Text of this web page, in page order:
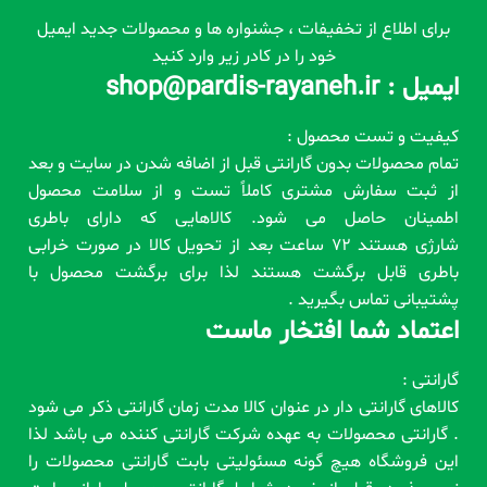
برای اطلاع از تخفیفات ، جشنواره ها و محصولات جدید ایمیل
خود را در کادر زیر وارد کنید
ایمیل : shop@pardis-rayaneh.ir
کیفیت و تست محصول :
تمام محصولات بدون گارانتی قبل از اضافه شدن در سایت و بعد
از ثبت سفارش مشتری کاملاً تست و از سلامت محصول
اطمینان حاصل می شود. کالاهایی که دارای باطری
شارژی هستند 72 ساعت بعد از تحویل کالا در صورت خرابی
باطری قابل برگشت هستند لذا برای برگشت محصول با
پشتیبانی تماس بگیرید .
اعتماد شما افتخار ماست
گارانتی :
کالاهای گارانتی دار در عنوان کالا مدت زمان گارانتی ذکر می شود
. گارانتی محصولات به عهده شرکت گارانتی کننده می باشد لذا
این فروشگاه هیچ گونه مسئولیتی بابت گارانتی محصولات را